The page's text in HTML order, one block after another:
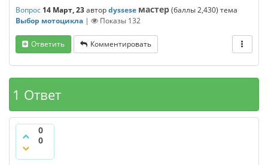
Вопрос 14 Март, 23авторdyssese мастер(баллы2,430) тема
Выбор мотоцикла | Показы 132
Ответить Комментировать
1 Ответ
0
0